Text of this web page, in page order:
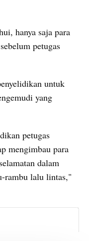
hanya saja para
petugas
untuk
yang
petugas
mengimbau para
dalam
rambu lalu lintas,"